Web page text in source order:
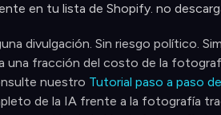
en tu lista de Shopify. no
divulgación. Sin riesgo político.
una fracción del costo de la
nuestro Tutorial paso a paso
de la IA frente a la fotografía